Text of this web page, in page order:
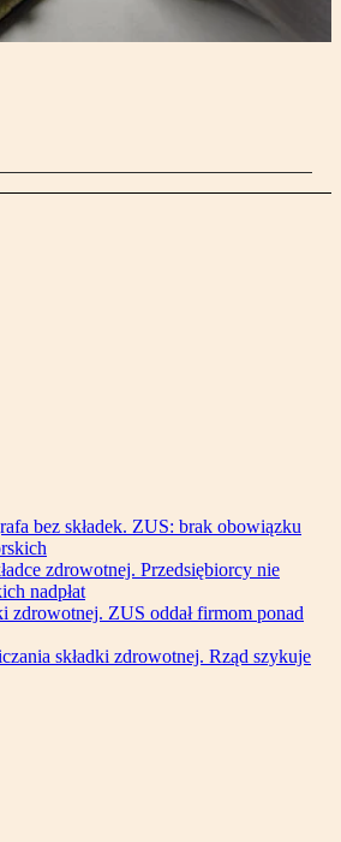
bez składek. ZUS: brak obowiązku
zdrowotnej. Przedsiębiorcy nie
nadpłat
zdrowotnej. ZUS oddał firmom ponad
składki zdrowotnej. Rząd szykuje